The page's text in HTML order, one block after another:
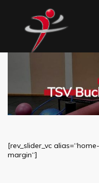
[rev_slider_vc
margin“]